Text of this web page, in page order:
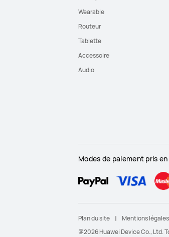
Wearable
Routeur
Tablette
Accessoire
Audio
Modes de paiement pris
@2026 Huawei Device Co., Ltd.
Plan du site Mentions